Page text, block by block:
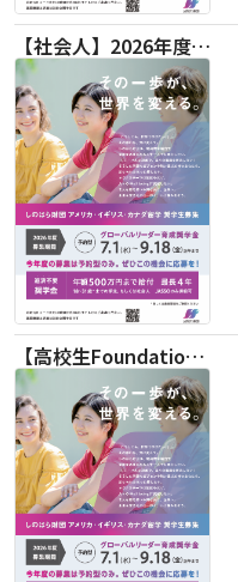
【社会人】2026年度 しのはら財団 アメリカ・イギリス・カナダ英語留学奨学金
【高校生Foundation Course 】2026年度 しのはら財団 アメリカ・イギリス・カナダ英語留学奨学金